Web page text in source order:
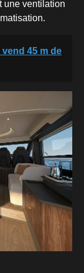
une ventilation
45 m de